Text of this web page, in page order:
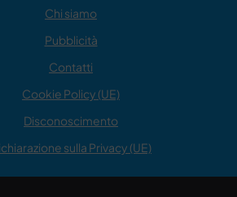
Chi siamo
Pubblicità
Contatti
Cookie Policy (UE)
Disconoscimento
sulla Privacy (UE)